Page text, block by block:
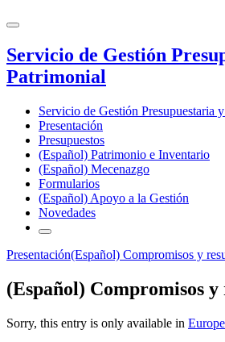
Servicio de Gestión
Patrimonial
Servicio de Gestión Presupuestaria
Presentación
Presupuestos
(Español) Patrimonio e Inventario
(Español) Mecenazgo
Formularios
(Español) Apoyo a la Gestión
Novedades
Presentación(Español) Compromisos y
(Español) Compromisos y
Sorry, this entry is only available in